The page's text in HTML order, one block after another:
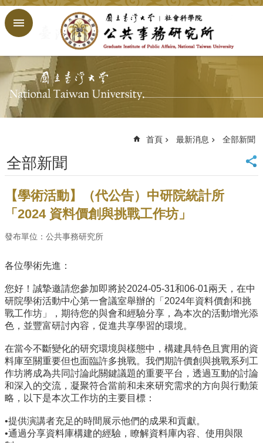
跳到主要內容區塊
搜
尋
回
首
頁
頁
站
導
覽
English
事
簡
介
公
所
成
員
學
事
務
首頁 最新消息 全部新聞
全部新聞
【學術活動】（代公告）中研院統計所
「2024 資料價創與挑戰工作坊」
發布單位：公共事務研究所
各位學術先進：
您好！誠摯邀請您參加即將於2024-05-31和06-01兩天，在中
研院學術活動中心第一會議室舉辦的「2024年資料價創和挑
戰工作坊」，期待您的與會和經驗分享， 為本次的活動增光添
色，並豐富研討內容，促進共享學習的環境。
在當今不斷變化的研究環境與樣態中， 構建具特色且實用的資
料庫至關重要但也面臨許多挑戰。 我們期許價創與挑戰系列工
作坊將成為共同討論此關鍵議題的重要平台，透過互動的討論
和深入的交流， 凝聚符合當前和未來研究需求的方向與行動策
略， 以下是本次工作坊的主要目標：
•提供演講者充足的時間展示他們的成果和貢獻。
•通過分享資料庫構建的經驗，瞭解資料庫內容、使用與限